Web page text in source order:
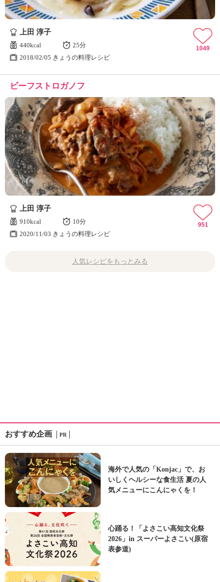
上田 淳子
440kcal
25分
2018/02/05 きょうの料理レシピ
1049
ビーフストロガノフ
上田 淳子
910kcal
10分
2020/11/03 きょうの料理レシピ
951
人気レシピをもっとみる
おすすめ企画 PR
海外で人気の「Konjac」で、お
いしくヘルシーな食生活 夏の人
気メニューにこんにゃくを！
心踊る！「よさこい高知文化祭
2026」in スーパーよさこい(原宿
表参道)